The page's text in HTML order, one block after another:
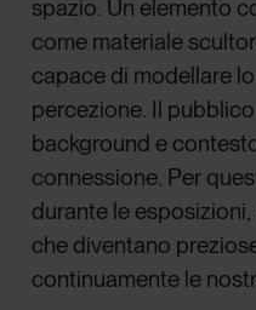
spazio. Un elemento
come materiale
capace di modellare
percezione. Il
background e
connessione. Per
durante le
che diventano
continuamente le